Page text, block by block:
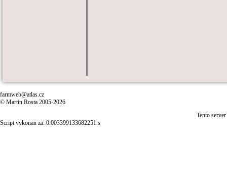
farmweb@atlas.cz
© Martin Rosta 2005-2026
Tento
Script vykonan za: 0.003399133682251.s